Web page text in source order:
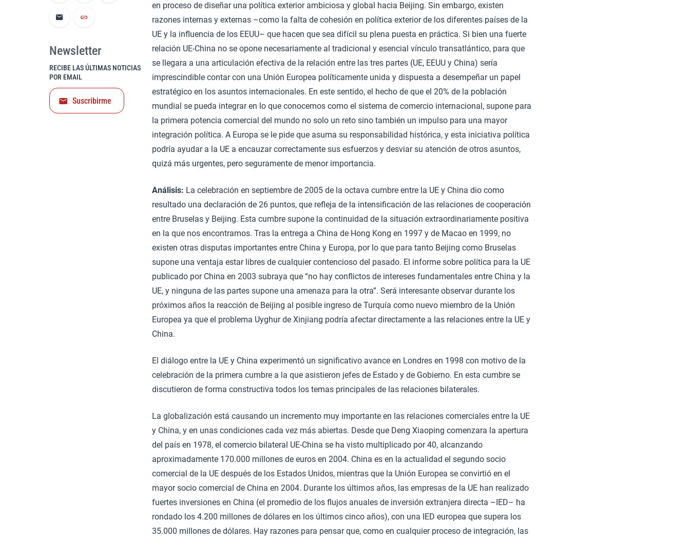
en proceso de diseñar una política exterior ambiciosa y global hacia Beijing. Sin embargo, existen
razones internas y externas –como la falta de cohesión en política exterior de los diferentes países de la
UE y la influencia de los EEUU– que hacen que sea difícil su plena puesta en práctica. Si bien una fuerte
relación UE-China no se opone necesariamente al tradicional y esencial vínculo transatlántico, para que
se llegara a una articulación efectiva de la relación entre las tres partes (UE, EEUU y China) sería
imprescindible contar con una Unión Europea políticamente unida y dispuesta a desempeñar un papel
estratégico en los asuntos internacionales. En este sentido, el hecho de que el 20% de la población
mundial se pueda integrar en lo que conocemos como el sistema de comercio internacional, supone para
la primera potencia comercial del mundo no solo un reto sino también un impulso para una mayor
integración política. A Europa se le pide que asuma su responsabilidad histórica, y esta iniciativa política
podría ayudar a la UE a encauzar correctamente sus esfuerzos y desviar su atención de otros asuntos,
quizá más urgentes, pero seguramente de menor importancia.
Análisis: La celebración en septiembre de 2005 de la octava cumbre entre la UE y China dio como
resultado una declaración de 26 puntos, que refleja de la intensificación de las relaciones de cooperación
entre Bruselas y Beijing. Esta cumbre supone la continuidad de la situación extraordinariamente positiva
en la que nos encontramos. Tras la entrega a China de Hong Kong en 1997 y de Macao en 1999, no
existen otras disputas importantes entre China y Europa, por lo que para tanto Beijing como Bruselas
supone una ventaja estar libres de cualquier contencioso del pasado. El informe sobre política para la UE
publicado por China en 2003 subraya que “no hay conflictos de intereses fundamentales entre China y la
UE, y ninguna de las partes supone una amenaza para la otra”. Será interesante observar durante los
próximos años la reacción de Beijing al posible ingreso de Turquía como nuevo miembro de la Unión
Europea ya que el problema Uyghur de Xinjiang podría afectar directamente a las relaciones entre la UE y
China.
El diálogo entre la UE y China experimentó un significativo avance en Londres en 1998 con motivo de la
celebración de la primera cumbre a la que asistieron jefes de Estado y de Gobierno. En esta cumbre se
discutieron de forma constructiva todos los temas principales de las relaciones bilaterales.
La globalización está causando un incremento muy importante en las relaciones comerciales entre la UE
y China, y en unas condiciones cada vez más abiertas. Desde que Deng Xiaoping comenzara la apertura
del país en 1978, el comercio bilateral UE-China se ha visto multiplicado por 40, alcanzando
aproximadamente 170.000 millones de euros en 2004. China es en la actualidad el segundo socio
comercial de la UE después de los Estados Unidos, mientras que la Unión Europea se convirtió en el
mayor socio comercial de China en 2004. Durante los últimos años, las empresas de la UE han realizado
fuertes inversiones en China (el promedio de los flujos anuales de inversión extranjera directa –IED– ha
rondado los 4.200 millones de dólares en los últimos cinco años), con una IED europea que supera los
35.000 millones de dólares. Hay razones para pensar que, como en cualquier proceso de integración, las
Newsletter
RECIBE LAS ÚLTIMAS NOTICIAS
POR EMAIL
Suscribirme